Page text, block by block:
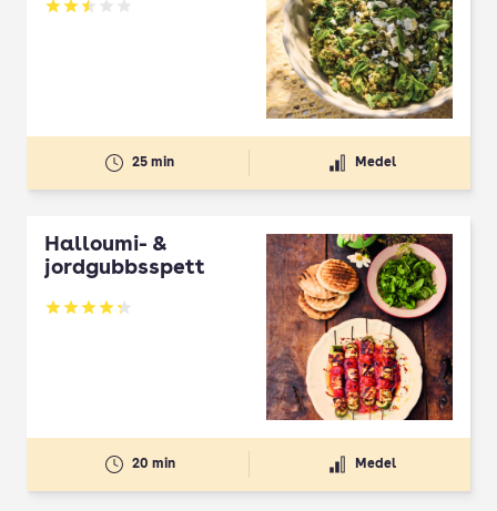
Betyg: 2.5 av 5
25 min Medel
Halloumi- &
jordgubbsspett
Betyg: 4.3 av 5
20 min Medel